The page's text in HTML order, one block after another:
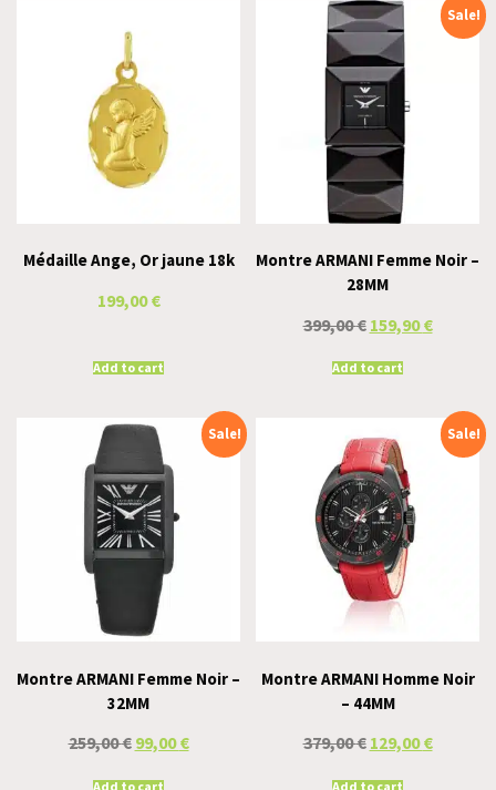
Médaille Ange, Or jaune 18k
199,00€
Add to cart
Sale!
Montre ARMANI Femme Noir –
28MM
399,00€ 159,90€
Add to cart
Sale!
Montre ARMANI Femme Noir –
32MM
259,00€ 99,00€
Add to cart
Sale!
Montre ARMANI Homme Noir
– 44MM
379,00€ 129,00€
Add to cart